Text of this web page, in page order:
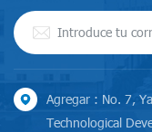
Agregar : No. 7,
Technological